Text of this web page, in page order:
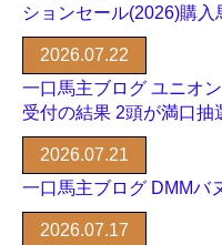
ションセール(2026)購入
2026.07.22
一口馬主ブログ ユニオ
受付の結果 2頭が満口抽
2026.07.21
一口馬主ブログ DMMバ
2026.07.17